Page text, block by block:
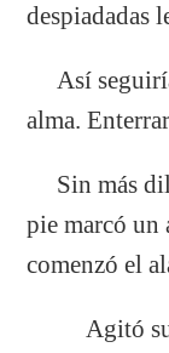
despiadadas
Así
alma.
Sin más
pie marcó un
comenzó el
Agitó sus